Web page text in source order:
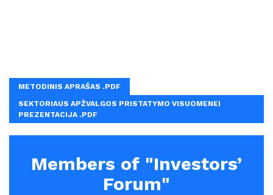
METODINIS APRAŠAS .PDF
SEKTORIAUS APŽVALGOS PRISTATYMO VISUOMENEI
PREZENTACIJA .PDF
Members of "Investors’
Forum"